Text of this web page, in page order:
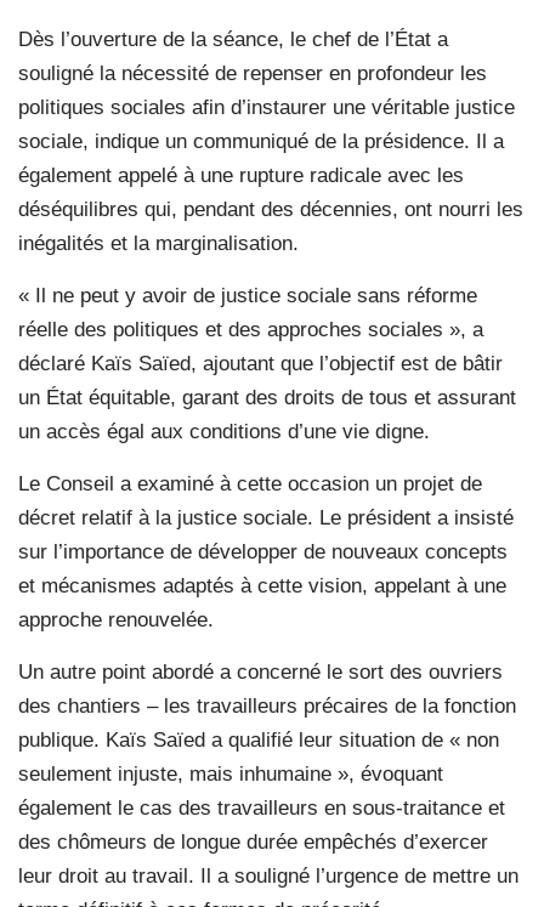
Dès l’ouverture de la séance, le chef de l’État a
souligné la nécessité de repenser en profondeur les
politiques sociales afin d’instaurer une véritable justice
sociale, indique un communiqué de la présidence. Il a
également appelé à une rupture radicale avec les
déséquilibres qui, pendant des décennies, ont nourri les
inégalités et la marginalisation.
« Il ne peut y avoir de justice sociale sans réforme
réelle des politiques et des approches sociales », a
déclaré Kaïs Saïed, ajoutant que l’objectif est de bâtir
un État équitable, garant des droits de tous et assurant
un accès égal aux conditions d’une vie digne.
Le Conseil a examiné à cette occasion un projet de
décret relatif à la justice sociale. Le président a insisté
sur l’importance de développer de nouveaux concepts
et mécanismes adaptés à cette vision, appelant à une
approche renouvelée.
Un autre point abordé a concerné le sort des ouvriers
des chantiers – les travailleurs précaires de la fonction
publique. Kaïs Saïed a qualifié leur situation de « non
seulement injuste, mais inhumaine », évoquant
également le cas des travailleurs en sous-traitance et
des chômeurs de longue durée empêchés d’exercer
leur droit au travail. Il a souligné l’urgence de mettre un